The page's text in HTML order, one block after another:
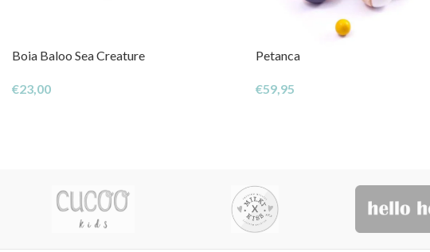
Boia Baloo Sea Creature
€23,00
Petanca
€59,95